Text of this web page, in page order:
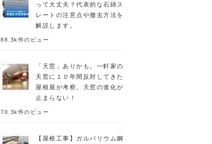
って大丈夫？代表的な石綿ス
レートの注意点や撤去方法を
解説します。
88.3k件のビュー
「天窓」ありかも。一軒家の
天窓に１０年間反対してきた
屋根屋が考察。天窓の進化が
止まらない！
70.3k件のビュー
【屋根工事】ガルバリウム鋼